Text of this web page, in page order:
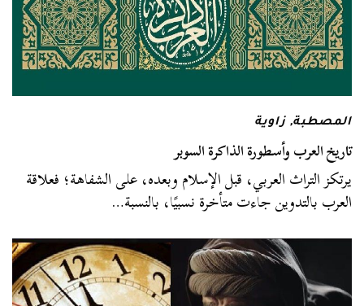
المصطبة, زاوية
تاريخ العرب وأسطورة الذاكرة السوبر
يرتكز التراث العربي، قبل الإسلام وبعده، على الشفاهة؛ فعلاقة
العرب بالتدوين جاءت متأخرة نسبيًا، بالنسبة…